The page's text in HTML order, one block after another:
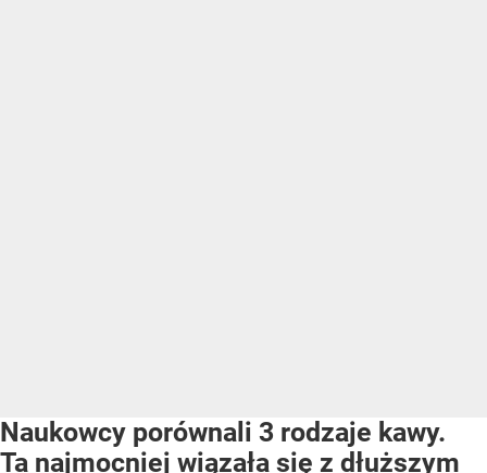
Naukowcy porównali 3 rodzaje kawy.
Ta najmocniej wiązała się z dłuższym